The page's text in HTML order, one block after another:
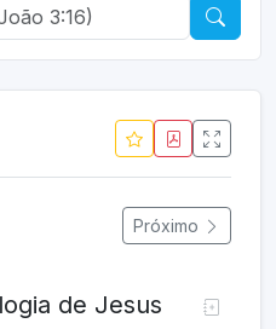
Próximo
de Jesus